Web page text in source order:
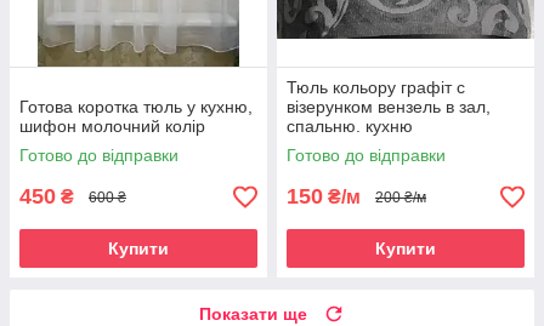
Готова коротка тюль у кухню,
шифон молочний колір
Готово до відправки
450 ₴ 600 ₴
Купити
Тюль кольору графіт с
візерунком вензель в зал,
спальню. кухню
Готово до відправки
150 ₴/м 200 ₴/м
Купити
Показати ще